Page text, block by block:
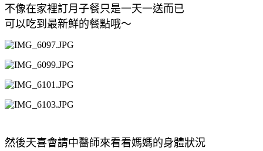
不像在家裡訂月子餐只是一天一送而已
可以吃到最新鮮的餐點哦～
然後天喜會請中醫師來看看媽媽的身體狀況